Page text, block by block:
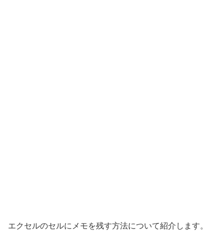
エクセルのセルにメモを残す方法について紹介します。